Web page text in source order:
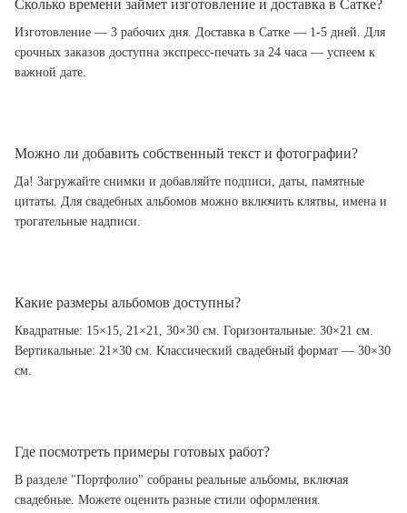
Сколько времени займет изготовление и доставка в Сатке?
Изготовление — 3 рабочих дня. Доставка в Сатке — 1-5 дней. Для
срочных заказов доступна экспресс-печать за 24 часа — успеем к
важной дате.
Можно ли добавить собственный текст и фотографии?
Да! Загружайте снимки и добавляйте подписи, даты, памятные
цитаты. Для свадебных альбомов можно включить клятвы, имена и
трогательные надписи.
Какие размеры альбомов доступны?
Квадратные: 15×15, 21×21, 30×30 см. Горизонтальные: 30×21 см.
Вертикальные: 21×30 см. Классический свадебный формат — 30×30
см.
Где посмотреть примеры готовых работ?
В разделе "Портфолио" собраны реальные альбомы, включая
свадебные. Можете оценить разные стили оформления.